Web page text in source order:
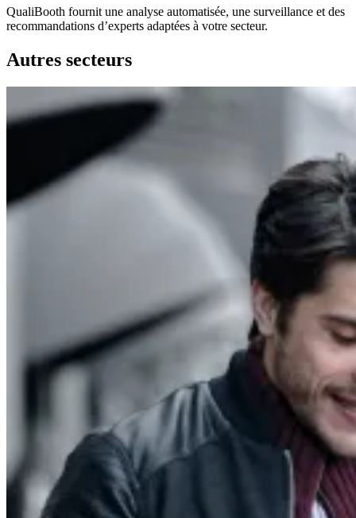
QualiBooth fournit une analyse automatisée, une surveillance et des
recommandations d’experts adaptées à votre secteur.
Autres secteurs